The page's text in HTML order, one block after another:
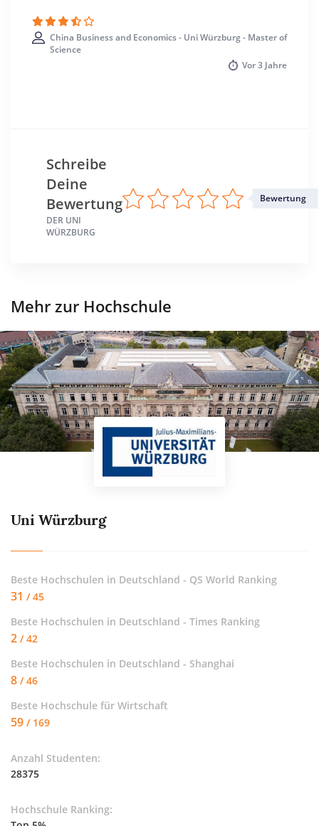
China Business and Economics - Uni Würzburg - Master of
Science
Vor3 Jahre
Schreibe
Deine
Bewertung
DER UNI
WÜRZBURG
Bewertung
Mehr zur Hochschule
Uni Würzburg
Beste Hochschulen in Deutschland - QS World Ranking
31 / 45
Beste Hochschulen in Deutschland - Times Ranking
2 / 42
Beste Hochschulen in Deutschland - Shanghai
8 / 46
Beste Hochschule für Wirtschaft
59 / 169
Anzahl Studenten:
28375
Hochschule Ranking: